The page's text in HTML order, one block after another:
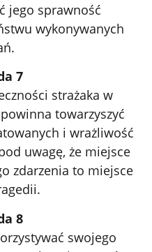
jego sprawność
wykonywanych
7
strażaka w
towarzyszyć
i wrażliwość
uwagę, że miejsce
zdarzenia to miejsce
8
swojego